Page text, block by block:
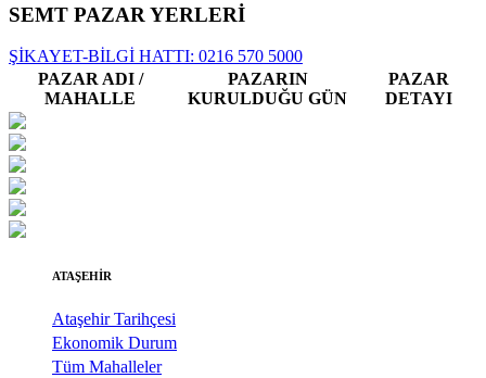
Millî Birlik
kapsamında
düzenlenecek
anma
programının
17 Temmuz
tarihleri
noktalarda
düzenlenecek.
SEMT PAZAR YERLERİ
ŞİKAYET-BİLGİ HATTI: 0216 570 5000
PAZAR ADI /
MAHALLE
PAZARIN
KURULDUĞU GÜN
PAZAR
DETAYI
ATAŞEHİR
Ataşehir Tarihçesi
Ekonomik Durum
Tüm Mahalleler